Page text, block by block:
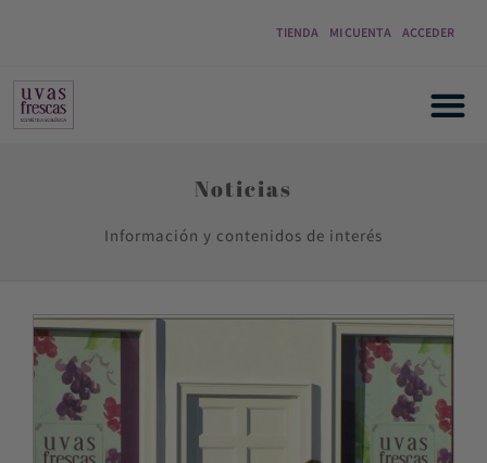
TIENDA MI CUENTA ACCEDER
Noticias
Información y contenidos de interés